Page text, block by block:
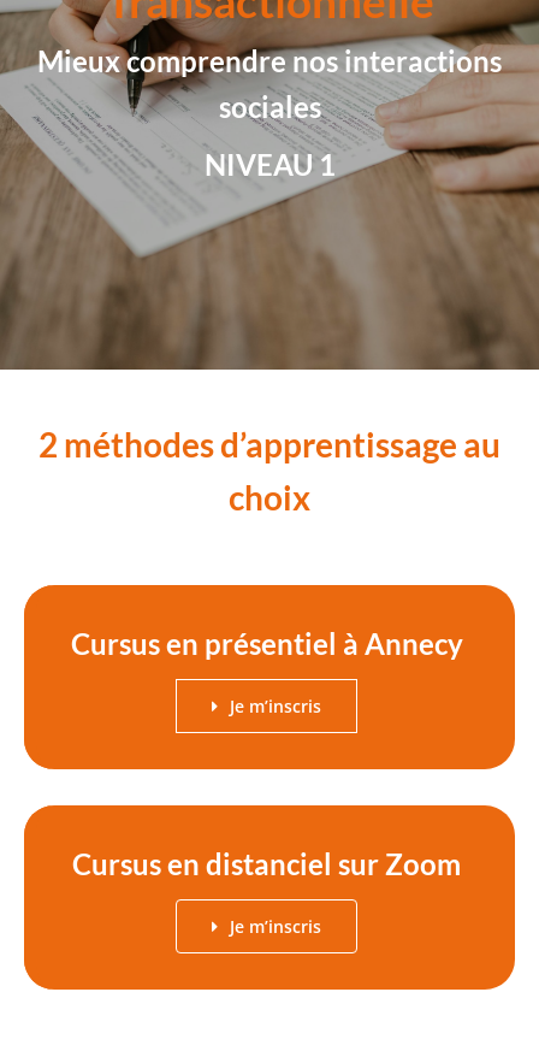
Mieux comprendre nos interactions
sociales
NIVEAU 1
2 méthodes d’apprentissage au
choix
Cursus en présentiel à Annecy
Je m’inscris
Cursus en distanciel sur Zoom
Je m’inscris